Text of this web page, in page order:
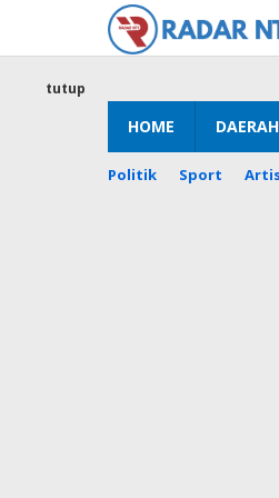
konten
HOME DAERAH
Politik Sport
tutup